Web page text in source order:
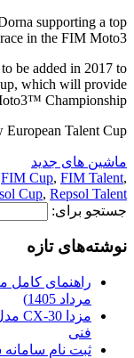
supporting a top
in the FIM Moto3.
be added in 2017 to
which will provide
Championship…
Talent Cup
ماشین های جدید
FIM Cup, FIM Talent,
Cup, Repsol Talent
جستجو برای:
نوشته‌های تازه
مرداد 1405)
فنی
ثبت نام